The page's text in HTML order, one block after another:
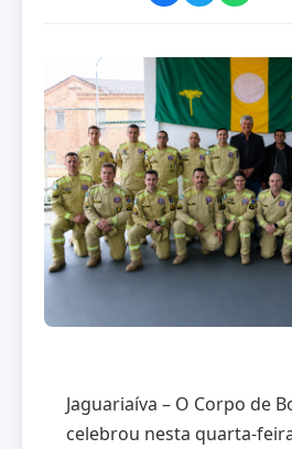
Jaguariaíva – O Corpo de
celebrou nesta quarta-